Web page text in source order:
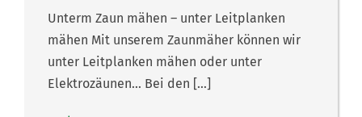
Unterm Zaun mähen – unter Leitplanken
mähen Mit unserem Zaunmäher können wir
unter Leitplanken mähen oder unter
Elektrozäunen… Bei den […]